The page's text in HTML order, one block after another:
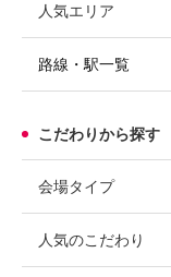
人気エリア
路線・駅一覧
こだわりから探す
会場タイプ
人気のこだわり